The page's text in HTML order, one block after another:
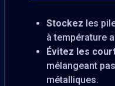
Stockez les
à température
Évitez les
mélangeant
métalliques.